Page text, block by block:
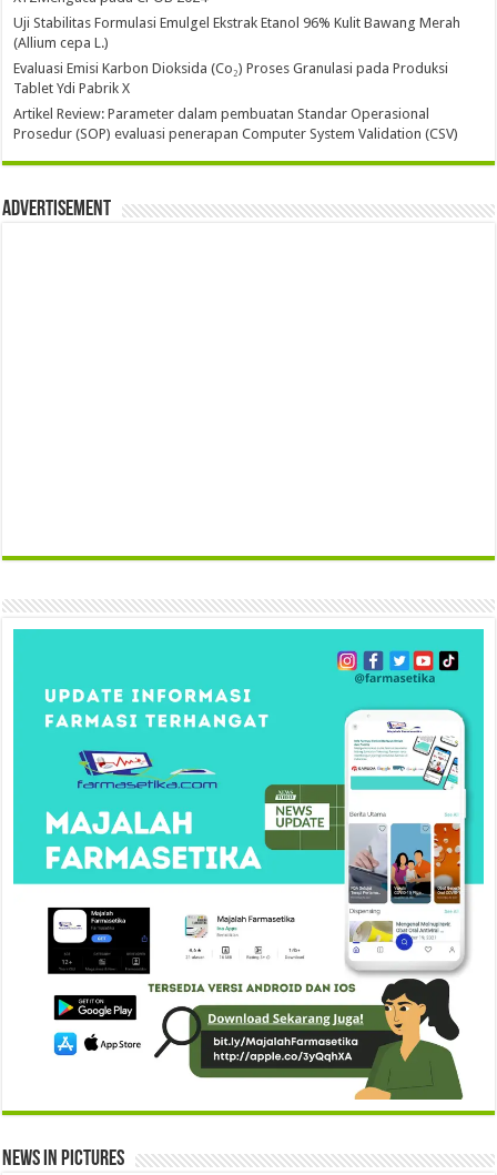
Uji Stabilitas Formulasi Emulgel Ekstrak Etanol 96% Kulit Bawang Merah
(Allium cepa L.)
Evaluasi Emisi Karbon Dioksida (Co₂) Proses Granulasi pada Produksi
Tablet Ydi Pabrik X
Artikel Review: Parameter dalam pembuatan Standar Operasional
Prosedur (SOP) evaluasi penerapan Computer System Validation (CSV)
Advertisement
News in Pictures